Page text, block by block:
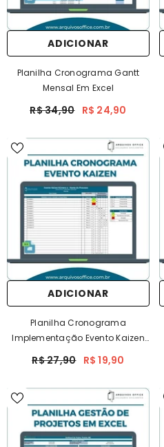
ADICIONAR
Planilha Cronograma Gantt
Mensal Em Excel
R$ 34,90 R$ 24,90
ADICIONAR
Planilha Cronograma
Implementação Evento Kaizen
R$ 27,90 R$ 19,90